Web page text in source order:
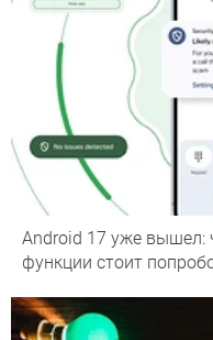
Android 17 уже вышел:
функции стоит